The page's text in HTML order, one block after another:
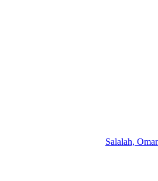
Salalah,